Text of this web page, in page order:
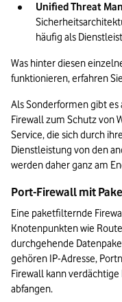
Unified Threat
häufig als
Was hinter diesen
funktionieren, erfahren
Als Sonderformen gibt
Firewall zum Schutz von
Service, die sich durch
Dienstleistung von den
werden daher ganz am
Port-Firewall mit
Eine paketfilternde
Knotenpunkten wie
durchgehende
gehören IP-Adresse,
Firewall kann
abfangen.